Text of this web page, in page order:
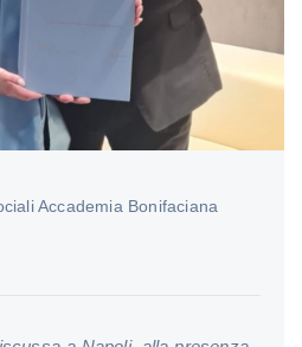
Accademia Bonifaciana